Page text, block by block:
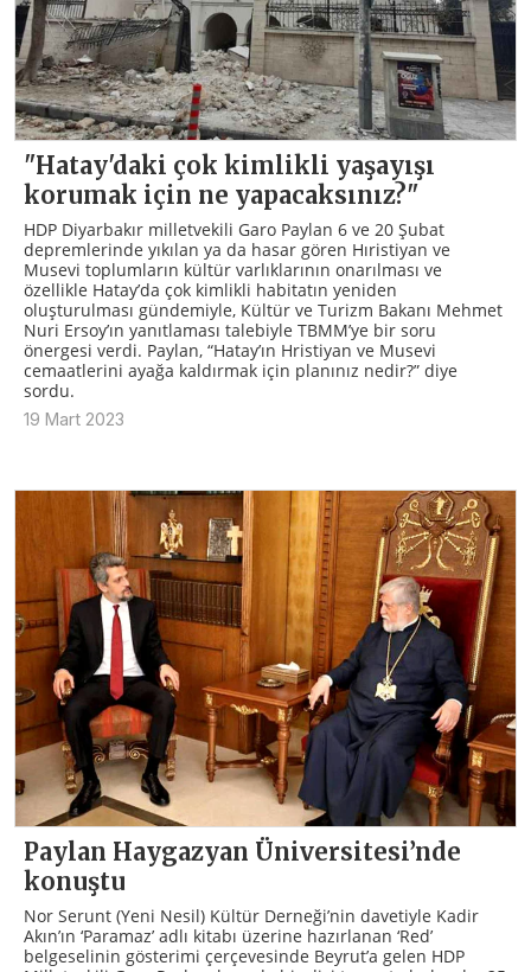
"Hatay'daki çok kimlikli yaşayışı
korumak için ne yapacaksınız?"
HDP Diyarbakır milletvekili Garo Paylan 6 ve 20 Şubat
depremlerinde yıkılan ya da hasar gören Hıristiyan ve
Musevi toplumların kültür varlıklarının onarılması ve
özellikle Hatay’da çok kimlikli habitatın yeniden
oluşturulması gündemiyle, Kültür ve Turizm Bakanı Mehmet
Nuri Ersoy’ın yanıtlaması talebiyle TBMM’ye bir soru
önergesi verdi. Paylan, “Hatay’ın Hristiyan ve Musevi
cemaatlerini ayağa kaldırmak için planınız nedir?” diye
sordu.
19 Mart 2023
Paylan Haygazyan Üniversitesi’nde
konuştu
Nor Serunt (Yeni Nesil) Kültür Derneği’nin davetiyle Kadir
Akın’ın ‘Paramaz’ adlı kitabı üzerine hazırlanan ‘Red’
belgeselinin gösterimi çerçevesinde Beyrut’a gelen HDP